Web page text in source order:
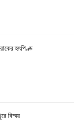
হৃৎপিণ্ড
বিস্ময়